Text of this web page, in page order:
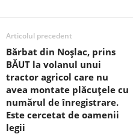
Articolul precedent
Bărbat din Noșlac, prins
BĂUT la volanul unui
tractor agricol care nu
avea montate plăcuțele cu
numărul de înregistrare.
Este cercetat de oamenii
legii